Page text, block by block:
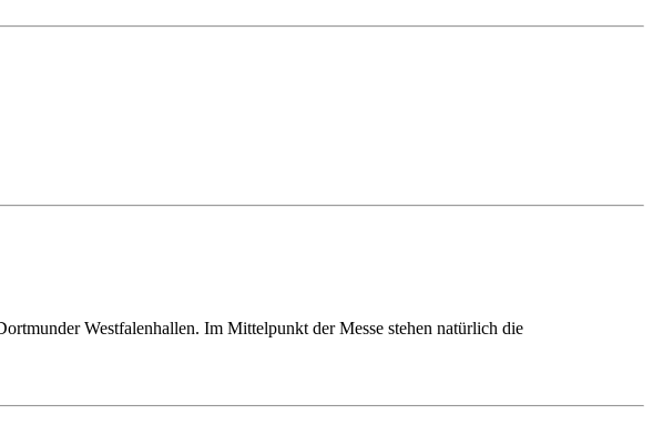
Westfalenhallen. Im Mittelpunkt der Messe stehen natürlich die